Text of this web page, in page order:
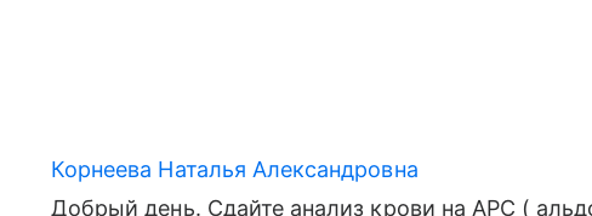
Корнеева Наталья Александровна
Добрый день. Сдайте анализ крови на АРС (